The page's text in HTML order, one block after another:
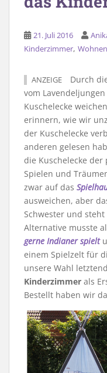
21. Juli 2016
Kinderzimmer, Wohnen
ANZEIGE Durch
vom
Kuschelecke
erinnern, wie wir
der Kuschelecke
anderen gelesen
die Kuschelecke der
Spielen und
zwar auf das
ausweichen, aber
Schwester und
Alternative musste
gerne Indianer spielt
einem Spielzelt für
unsere Wahl
Kinderzimmer als
Bestellt haben wir